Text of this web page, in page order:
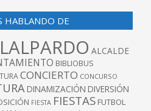
HABLANDO DE
ALCALDE
BIBLIOBUS
CONCIERTO CONCURSO
DINAMIZACIÓN DIVERSIÓN
FIESTA FIESTAS FUTBOL